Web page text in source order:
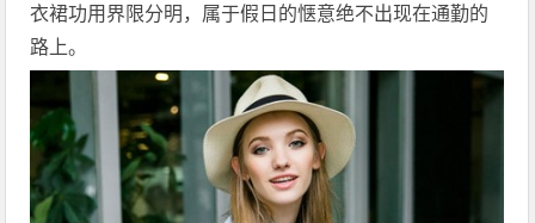
衣裙功用界限分明，属于假日的惬意绝不出现在通勤的
路上。